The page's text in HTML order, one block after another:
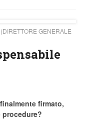
GENERALE
firmato,